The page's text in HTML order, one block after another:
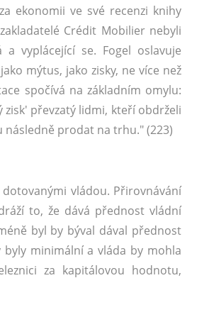
ekonomii ve své recenzi knihy
Crédit Mobilier nebyli
vyplácející se. Fogel oslavuje
mýtus, jako zisky, ne více než
spočívá na základním omylu:
převzatý lidmi, kteří obdrželi
prodat na trhu." (223)
vládou. Přirovnávání
to, že dává přednost vládní
byl by býval dával přednost
byly minimální a vláda by mohla
za kapitálovou hodnotu,